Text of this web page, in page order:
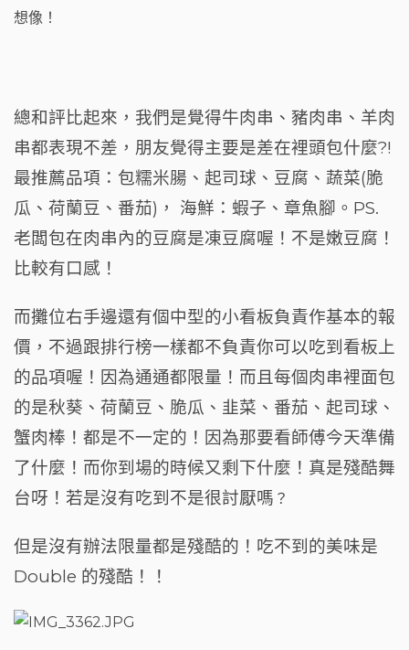
總和評比起來，我們是覺得牛肉串、豬肉串、羊肉
串都表現不差，朋友覺得主要是差在裡頭包什麼?!
最推薦品項：包糯米腸、起司球、豆腐、蔬菜(脆
瓜、荷蘭豆、番茄)， 海鮮：蝦子、章魚腳。PS.
老闆包在肉串內的豆腐是凍豆腐喔！不是嫩豆腐！
比較有口感！
而攤位右手邊還有個中型的小看板負責作基本的報
價，不過跟排行榜一樣都不負責你可以吃到看板上
的品項喔！因為通通都限量！而且每個肉串裡面包
的是秋葵、荷蘭豆、脆瓜、韭菜、番茄、起司球、
蟹肉棒！都是不一定的！因為那要看師傅今天準備
了什麼！而你到場的時候又剩下什麼！真是殘酷舞
台呀！若是沒有吃到不是很討厭嗎 ？
但是沒有辦法限量都是殘酷的！吃不到的美味是
Double 的殘酷！！